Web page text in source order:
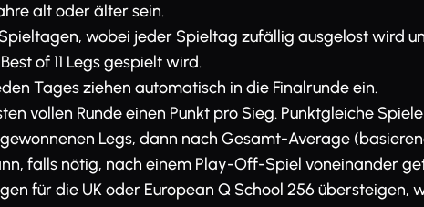
alt oder älter sein.
wobei jeder Spieltag zufällig ausgelost wird
of 11 Legs gespielt wird.
Tages ziehen automatisch in die Finalrunde ein.
vollen Runde einen Punkt pro Sieg. Punktgleiche
Legs, dann nach Gesamt-Average
falls nötig, nach einem Play-Off-Spiel voneinander
für die UK oder European Q School 256 übersteigen,